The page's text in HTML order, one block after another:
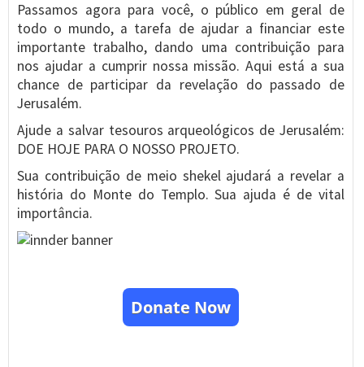
Passamos agora para você, o público em geral de
todo o mundo, a tarefa de ajudar a financiar este
importante trabalho, dando uma contribuição para
nos ajudar a cumprir nossa missão. Aqui está a sua
chance de participar da revelação do passado de
Jerusalém.
Ajude a salvar tesouros arqueológicos de Jerusalém:
DOE HOJE PARA O NOSSO PROJETO.
Sua contribuição de meio shekel ajudará a revelar a
história do Monte do Templo. Sua ajuda é de vital
importância.
Donate Now